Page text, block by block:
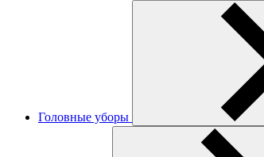
Головные уборы